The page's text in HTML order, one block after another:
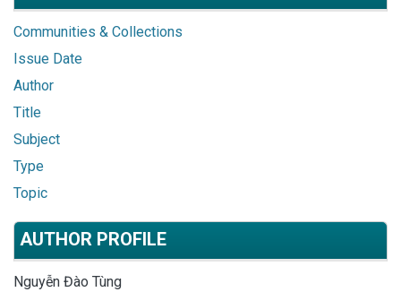
Communities & Collections
Issue Date
Author
Title
Subject
Type
Topic
AUTHOR PROFILE
Nguyễn Đào Tùng